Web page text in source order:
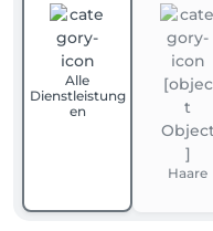
Alle
Dienstleistung
en
Haare